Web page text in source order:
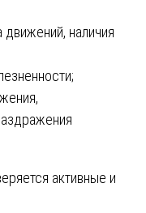
наличия
активные и